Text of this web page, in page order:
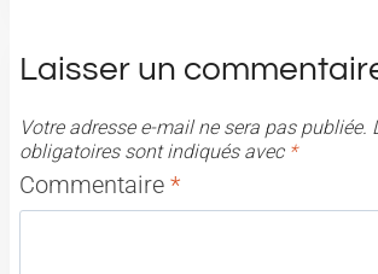
Laisser un
Votre adresse e-mail ne sera pas publiée.
obligatoires sont indiqués avec *
Commentaire *